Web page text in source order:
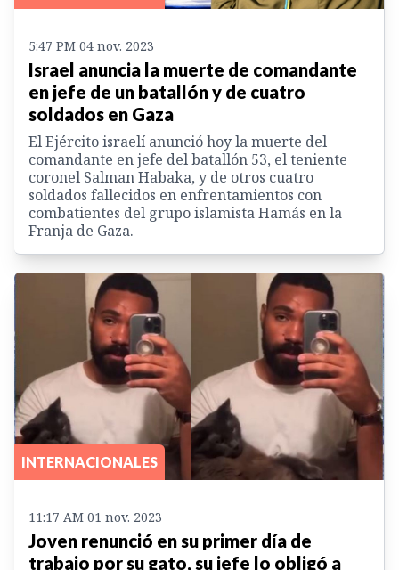
5:47 PM 04 nov. 2023
Israel anuncia la muerte de comandante
en jefe de un batallón y de cuatro
soldados en Gaza
El Ejército israelí anunció hoy la muerte del
comandante en jefe del batallón 53, el teniente
coronel Salman Habaka, y de otros cuatro
soldados fallecidos en enfrentamientos con
combatientes del grupo islamista Hamás en la
Franja de Gaza.
INTERNACIONALES
11:17 AM 01 nov. 2023
Joven renunció en su primer día de
trabajo por su gato, su jefe lo obligó a